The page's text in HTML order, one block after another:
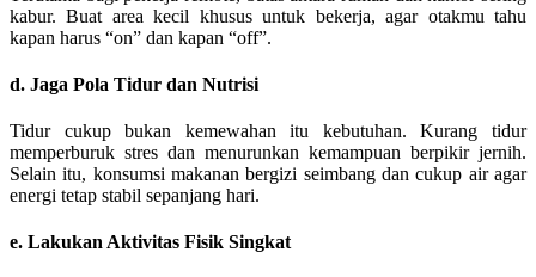
kabur. Buat area kecil khusus untuk bekerja, agar otakmu tahu
kapan harus “on” dan kapan “off”.
d. Jaga Pola Tidur dan Nutrisi
Tidur cukup bukan kemewahan itu kebutuhan. Kurang tidur
memperburuk stres dan menurunkan kemampuan berpikir jernih.
Selain itu, konsumsi makanan bergizi seimbang dan cukup air agar
energi tetap stabil sepanjang hari.
e. Lakukan Aktivitas Fisik Singkat